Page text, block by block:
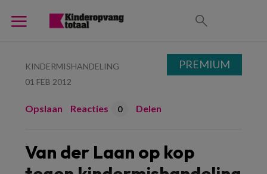
KINDERMISHANDELING
01 FEB 2012
Opslaan Reacties 0 Delen
Van der Laan op kop
PREMIUM